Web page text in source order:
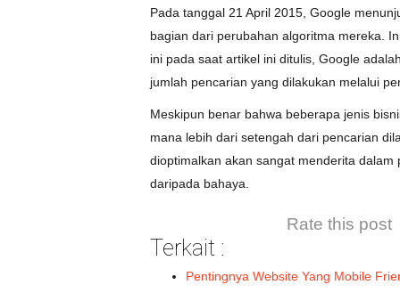
Pada tanggal 21 April 2015, Google
bagian dari perubahan algoritma mereka.
ini pada saat artikel ini ditulis, Google
jumlah pencarian yang dilakukan melalui
Meskipun benar bahwa beberapa jenis
mana lebih dari setengah dari pencarian
dioptimalkan akan sangat menderita
daripada bahaya.
Rate this post
Terkait :
Pentingnya Website Yang Mobile